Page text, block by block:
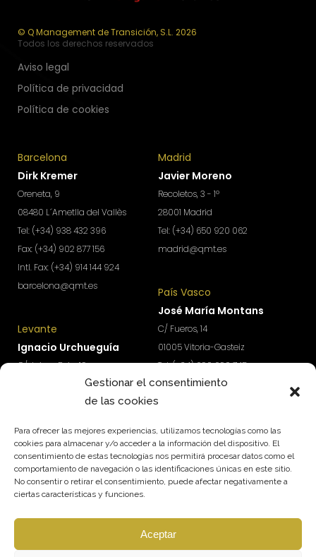
Gestionar el consentimiento
de las cookies
Para ofrecer las mejores experiencias, utilizamos tecnologías como las
cookies para almacenar y/o acceder a la información del dispositivo. El
consentimiento de estas tecnologías nos permitirá procesar datos como el
comportamiento de navegación o las identificaciones únicas en este sitio.
No consentir o retirar el consentimiento, puede afectar negativamente a
ciertas características y funciones.
Aceptar
© Q Management de Transición, S.L. 2026
Todos los derechos reservados
Aviso legal
Política de privacidad
Política de cookies
Barcelona
Dirk Kremer
Oreneta, 9
08480 L´Ametlla del Vallès
Tel: (+34) 938 432 396
Fax: (+34) 902 877 156
Intl. Fax: (+34) 914 144 924
barcelona@qmt.es
Levante
Ignacio Urchueguía
C/ Jaime Roig, 19
Tel: (+34) 674 570 918
Madrid
Javier Moreno
Recoletos, 3 - 1º
28001 Madrid
Tel: (+34) 650 920 062
madrid@qmt.es
País Vasco
José María Montans
C/ Fueros, 14
01005 Vitoria-Gasteiz
Tel: (+34) 690 690 745
paisvasco@qmt.es
¿Quieres acceder a contenidos exclusivos para
impulsar el crecimiento y rentabilidad de tu
empresa?
Suscríbete a nuestra newsletter.
SUSCRÍBETE